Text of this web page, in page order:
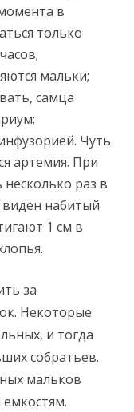
в
только
мальки;
самца
Чуть
артемия. При
раз в
набитый
1 см в
за
Некоторые
и тогда
собратьев.
мальков